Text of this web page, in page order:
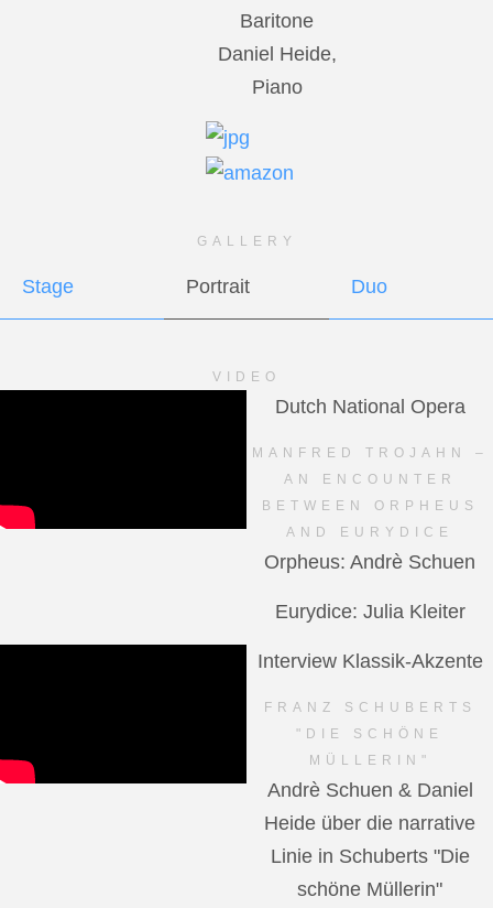
Baritone
Daniel Heide,
Piano
GALLERY
Stage Portrait Duo
VIDEO
Dutch National Opera
MANFRED TROJAHN –
AN ENCOUNTER
BETWEEN ORPHEUS
AND EURYDICE
Orpheus: Andrè Schuen
Eurydice: Julia Kleiter
Interview Klassik-Akzente
FRANZ SCHUBERTS
"DIE SCHÖNE
MÜLLERIN"
Andrè Schuen & Daniel
Heide über die narrative
Linie in Schuberts "Die
schöne Müllerin"